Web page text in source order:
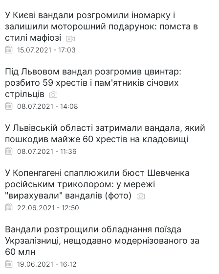
У Києві вандали розгромили іномарку і
залишили моторошний подарунок: помста в
стилі мафіозі
15.07.2021 - 17:03
Під Львовом вандал розгромив цвинтар:
розбито 59 хрестів і пам'ятників січових
стрільців
08.07.2021 - 14:08
У Львівській області затримали вандала, який
пошкодив майже 60 хрестів на кладовищі
08.07.2021 - 11:36
У Копенгагені спаплюжили бюст Шевченка
російським триколором: у мережі
"вирахували" вандалів (фото)
22.06.2021 - 12:50
Вандали розтрощили обладнання поїзда
Укрзалізниці, нещодавно модернізованого за
60 млн
19.06.2021 - 16:12